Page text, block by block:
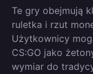
Te gry obejmują
ruletka i rzut
Użytkownicy
CS:GO jako
wymiar do